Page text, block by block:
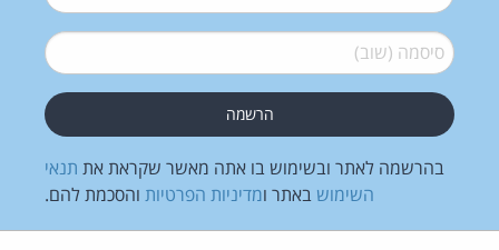
סיסמה (שוב)*
בהרשמה לאתר ובשימוש בו אתה מאשר שקראת את תנאי
השימוש באתר ומדיניות הפרטיות והסכמת להם.